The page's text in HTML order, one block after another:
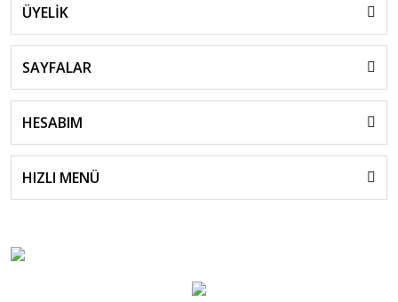
ÜYELİK
SAYFALAR
HESABIM
HIZLI MENÜ